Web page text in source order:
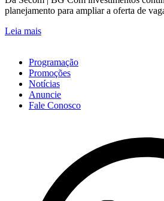
planejamento para ampliar a oferta de
Leia mais
Programação
Promoções
Notícias
Anuncie
Fale Conosco